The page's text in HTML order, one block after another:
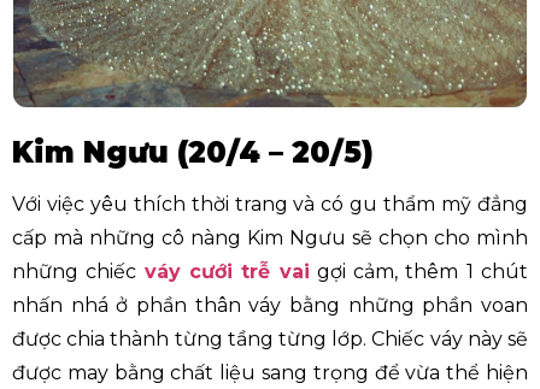
Kim Ngưu (20/4 – 20/5)
Với việc yêu thích thời trang và có gu thẩm mỹ đẳng
cấp mà những cô nàng Kim Ngưu sẽ chọn cho mình
những chiếc váy cưới trễ vai gợi cảm, thêm 1 chút
nhấn nhá ở phần thân váy bằng những phần voan
được chia thành từng tầng từng lớp. Chiếc váy này sẽ
được may bằng chất liệu sang trọng để vừa thể hiện